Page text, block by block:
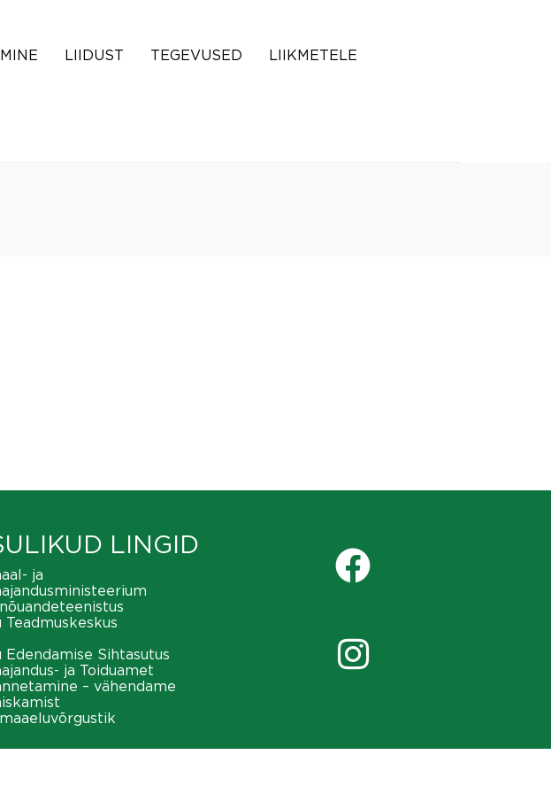
LIIDUST TEGEVUSED LIIKMETELE
LINGID
ja
Teadmuskeskus
Edendamise Sihtasutus
ja Toiduamet
– vähendame